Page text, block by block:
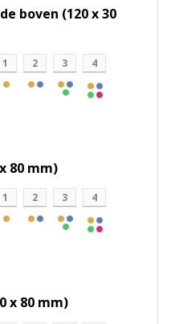
boven (120 x 30
1 2 3 4
80 mm)
1 2 3 4
x 80 mm)